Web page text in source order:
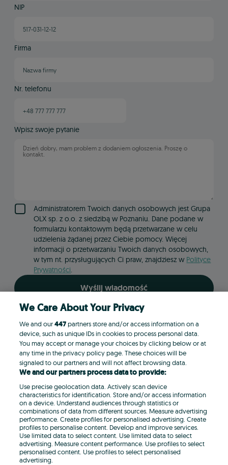
NIP
Firma
Nr. telefonu
Wpisz swoje pytanie
Administratorem Twoich danych osobowych jest Grupa
OLX sp. z o.o. z siedzibą w Poznaniu. Dane podane w
formularzu kontaktowym będą przetwarzane w celu
udzielenia żądanej przez Ciebie pomocy. Więcej
informacji o przetwarzaniu Twoich danych osobowych,
w tym nt. przysługujących Ci praw, znajdziesz w Polityce
Prywatności.
Wyślij wiadomość
DLA HANDLU
DLA MOTORYZACJI
DLA USŁUGODAWCÓW
DLA REKRUTERÓW
KONTAKT
We Care About Your Privacy
We and our447partners store and/or access information on a
device, such as unique IDs in cookies to process personal data.
You may accept or manage your choices by clicking below or at
any time in the privacy policy page. These choices will be
signaled to our partners and will not affect browsing data.
We and our partners process data to provide:
Use precise geolocation data. Actively scan device
characteristics for identification. Store and/or access information
on a device. Understand audiences through statistics or
combinations of data from different sources. Measure advertising
performance. Create profiles for personalised advertising. Create
profiles to personalise content. Develop and improve services.
Use limited data to select content. Use limited data to select
advertising. Measure content performance. Use profiles to select
personalised content. Use profiles to select personalised
advertising.